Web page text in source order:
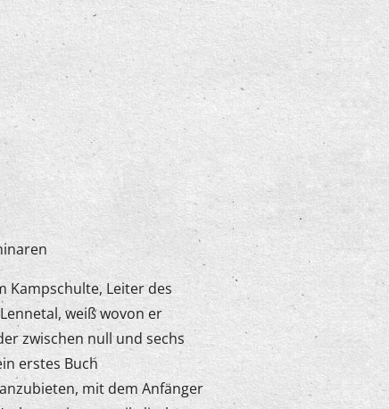
Kampschulte, Leiter des
weiß wovon er
zwischen null und sechs
erstes Buch
mit dem Anfänger